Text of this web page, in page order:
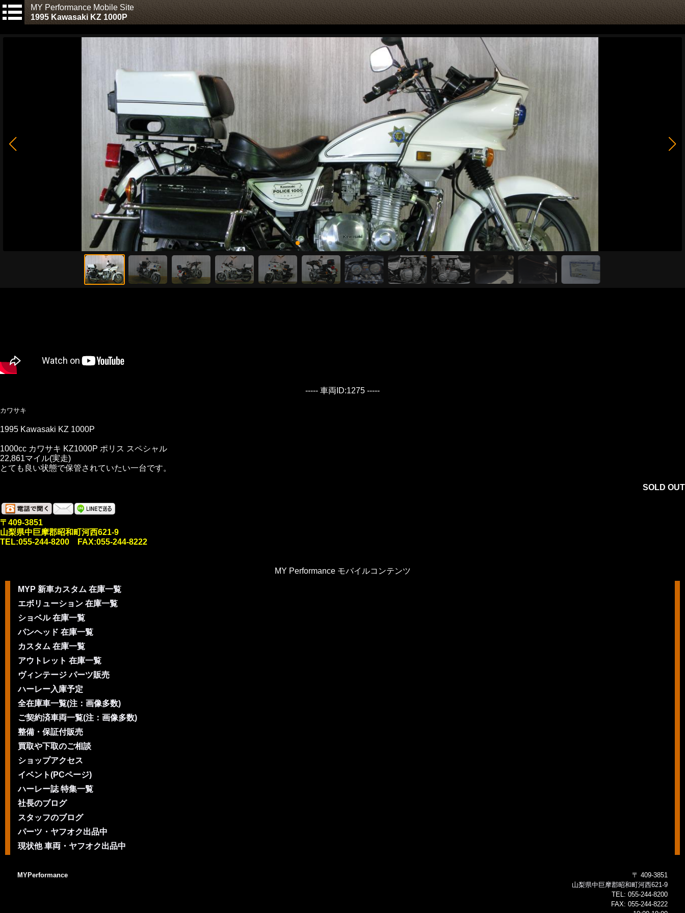
MY Performance Mobile Site
1995 Kawasaki KZ 1000P
----- 車両ID:1275 -----
カワサキ
1995 Kawasaki KZ 1000P
1000cc カワサキ KZ1000P ポリス スペシャル
22,861マイル(実走)
とても良い状態で保管されていたい一台です。
SOLD OUT
〒409-3851
山梨県中巨摩郡昭和町河西621-9
TEL:055-244-8200 FAX:055-244-8222
MY Performance モバイルコンテンツ
MYP 新車カスタム 在庫一覧
エボリューション 在庫一覧
ショベル 在庫一覧
パンヘッド 在庫一覧
カスタム 在庫一覧
アウトレット 在庫一覧
ヴィンテージ パーツ販売
ハーレー入庫予定
全在庫車一覧(注：画像多数)
ご契約済車両一覧(注：画像多数)
整備・保証付販売
買取や下取のご相談
ショップアクセス
イベント(PCページ)
ハーレー誌 特集一覧
社長のブログ
スタッフのブログ
パーツ・ヤフオク出品中
現状他 車両・ヤフオク出品中
MYPerformance
〒 409-3851
山梨県中巨摩郡昭和町河西621-9
TEL: 055-244-8200
FAX: 055-244-8222